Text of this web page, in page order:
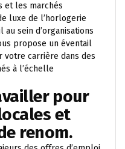
et les marchés
luxe de l’horlogerie
sein d’organisations
propose un éventail
carrière dans des
à l’échelle
pour
et
renom.